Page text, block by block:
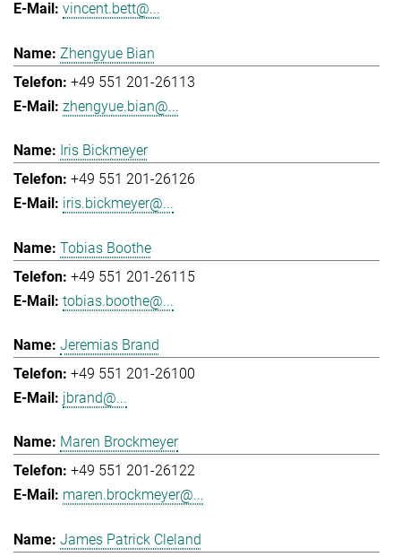
vincent.bett@...
Zhengyue Bian
+49 551 201-26113
zhengyue.bian@...
Iris Bickmeyer
+49 551 201-26126
iris.bickmeyer@...
Tobias Boothe
+49 551 201-26115
tobias.boothe@...
Jeremias Brand
+49 551 201-26100
jbrand@...
Maren Brockmeyer
+49 551 201-26122
maren.brockmeyer@...
James Patrick Cleland